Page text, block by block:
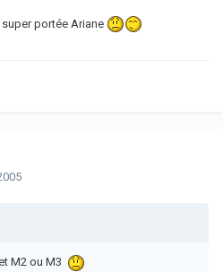
portée Ariane
M2 ou M3